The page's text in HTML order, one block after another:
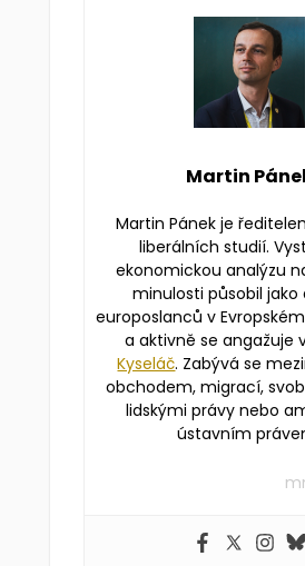
Martin
Martin Pánek je
liberálních studií.
ekonomickou analýzu na
minulosti působil jako
europoslanců v
a aktivně se angažuje
Kyseláč. Zabývá se
obchodem, migrací,
lidskými právy nebo
ústavním